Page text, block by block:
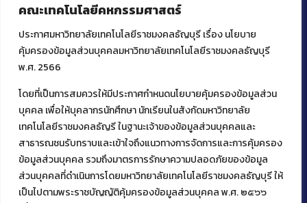
คณะเทคโนโลยีคหกรรมศาสตร์
ประกาศมหาวิทยาลัยเทคโนโลยีราชมงคลธัญบุรี เรื่อง นโยบาย
คุ้มครองข้อมูลส่วนบุคคลมหาวิทยาลัยเทคโนโลยีราชมงคลธัญบุรี
พ.ศ. 2566
โดยที่เป็นการสมควรให้มีประกาศกำหนดนโยบายคุ้มครองข้อมูลส่วน
บุคคล เพื่อให้บุคลากรนักศึกษา นักเรียนในสังกัดมหาวิทยาลัย
เทคโนโลยีราชมงคลธัญรี ในฐานะเจ้าของข้อมูลส่วนบุคคลและ
สาธารณชนรับทราบและเข้าใจถึงแนวทางการจัดการและการคุ้มครอง
ข้อมูลส่วนบุคคล รวมถึงมาตรการรักษาความปลอดภัยของข้อมูล
ส่วนบุคคลที่ดำเนินการโดยมหาวิทยาลัยเทคโนโลยีราชมงคลธัญบุรี ให้
เป็นไปตามพระราชบัญญัติคุ้มครองข้อมูลส่วนบุคคล พ.ศ. ๒๕๖๖
ติดต่อคณะเทคโนโลยีคหกรรมศาสตร์
39 หมู่ 1
ต.คลองหก อ. คลองหลวง
จ.ปทุมธานี 12120
โทร 02 549 3161